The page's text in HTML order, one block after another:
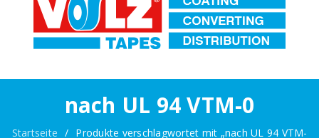
nach UL 94 VTM-0
Startseite / Produkte verschlagwortet mit „nach UL 94 VTM-